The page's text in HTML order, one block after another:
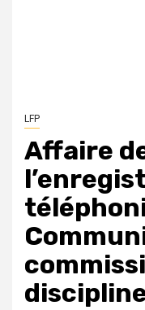
LFP
Affaire